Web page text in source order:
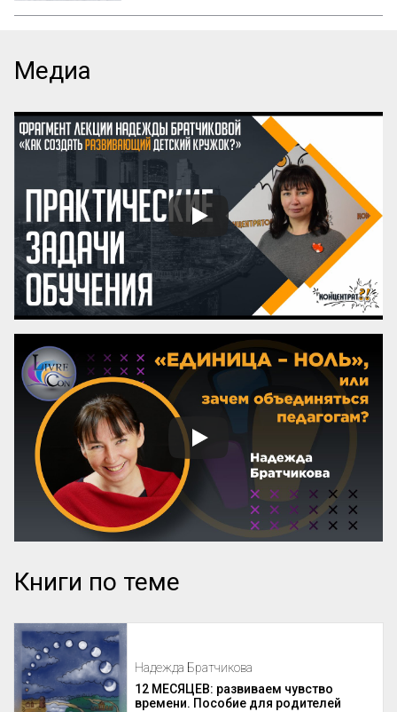
название! А ведь именно название, а
вовсе не содержание, приносит книге
успех! Кто думает иначе — пусть
проведет простой эксперимент: спросит
у кого угодно, какая книга более
знаменита: про черта в городе или про
джинна в деревне? Никто вам ничего
вразумительного не скажет. Но если
поставить вопрос иначе: какая книга
более знаменита: «‎Мастер и Маргарита»
или «...
Медиа
Книги по теме
Надежда Братчикова
12 МЕСЯЦЕВ: развиваем чувство
времени. Пособие для родителей